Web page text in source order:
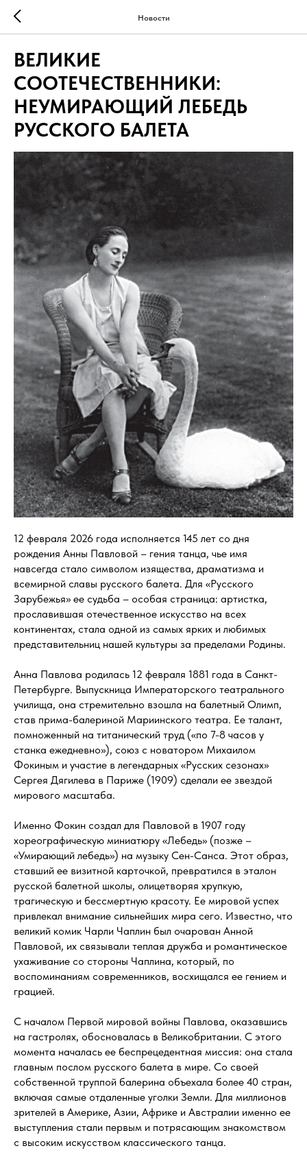
Новости
ВЕЛИКИЕ
СООТЕЧЕСТВЕННИКИ:
НЕУМИРАЮЩИЙ ЛЕБЕДЬ
РУССКОГО БАЛЕТА
12 февраля 2026 года исполняется 145 лет со дня
рождения Анны Павловой – гения танца, чье имя
навсегда стало символом изящества, драматизма и
всемирной славы русского балета. Для «Русского
Зарубежья» ее судьба – особая страница: артистка,
прославившая отечественное искусство на всех
континентах, стала одной из самых ярких и любимых
представительниц нашей культуры за пределами Родины.
Анна Павлова родилась 12 февраля 1881 года в Санкт-
Петербурге. Выпускница Императорского театрального
училища, она стремительно взошла на балетный Олимп,
став прима-балериной Мариинского театра. Ее талант,
помноженный на титанический труд («по 7-8 часов у
станка ежедневно»), союз с новатором Михаилом
Фокиным и участие в легендарных «Русских сезонах»
Сергея Дягилева в Париже (1909) сделали ее звездой
мирового масштаба.
Именно Фокин создал для Павловой в 1907 году
хореографическую миниатюру «Лебедь» (позже –
«Умирающий лебедь») на музыку Сен-Санса. Этот образ,
ставший ее визитной карточкой, превратился в эталон
русской балетной школы, олицетворяя хрупкую,
трагическую и бессмертную красоту. Ее мировой успех
привлекал внимание сильнейших мира сего. Известно, что
великий комик Чарли Чаплин был очарован Анной
Павловой, их связывали теплая дружба и романтическое
ухаживание со стороны Чаплина, который, по
воспоминаниям современников, восхищался ее гением и
грацией.
С началом Первой мировой войны Павлова, оказавшись
на гастролях, обосновалась в Великобритании. С этого
момента началась ее беспрецедентная миссия: она стала
главным послом русского балета в мире. Со своей
собственной труппой балерина объехала более 40 стран,
включая самые отдаленные уголки Земли. Для миллионов
зрителей в Америке, Азии, Африке и Австралии именно ее
выступления стали первым и потрясающим знакомством
с высоким искусством классического танца.